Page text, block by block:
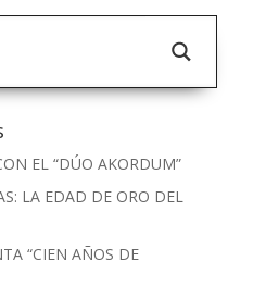
EL “DÚO AKORDUM”
LA EDAD DE ORO DEL
“CIEN AÑOS DE